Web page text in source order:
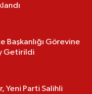
Başkanlığı Görevine
Getirildi
Yeni Parti Salihli